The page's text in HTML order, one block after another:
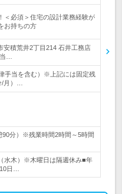
＜必須＞住宅の設計業務経験が
お持ちの方
安積荒井2丁目214 石井工務店
…
手当を含む）※上記には固定残
/月）…
90分）※残業時間2時間～5時間
水木）※木曜日は隔週休み■年
日…